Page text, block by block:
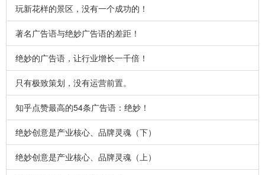
玩新花样的景区，没有一个成功的！
著名广告语与绝妙广告语的差距！
绝妙的广告语，让行业增长一千倍！
只有极致策划，没有运营前置。
知乎点赞最高的54条广告语：绝妙！
绝妙创意是产业核心、品牌灵魂（下）
绝妙创意是产业核心、品牌灵魂（上）